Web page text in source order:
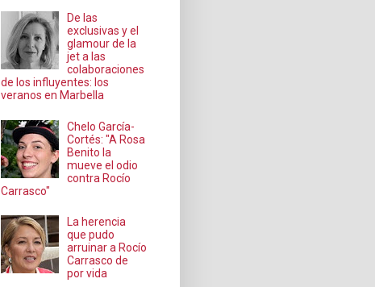
De las
exclusivas y el
glamour de la
jet a las
colaboraciones
de los influyentes: los
veranos en Marbella
Chelo García-
Cortés: "A Rosa
Benito la
mueve el odio
contra Rocío
Carrasco"
La herencia
que pudo
arruinar a Rocío
Carrasco de
por vida